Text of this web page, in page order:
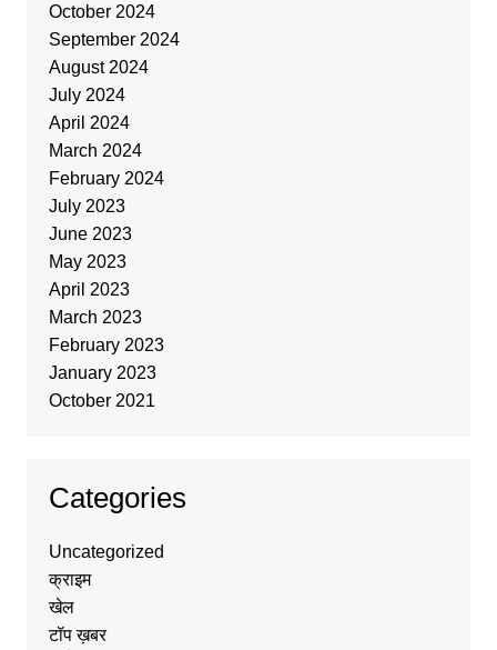
October 2024
September 2024
August 2024
July 2024
April 2024
March 2024
February 2024
July 2023
June 2023
May 2023
April 2023
March 2023
February 2023
January 2023
October 2021
Categories
Uncategorized
क्राइम
खेल
टॉप ख़बर